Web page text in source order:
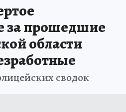
за прошедшие
области
сводок